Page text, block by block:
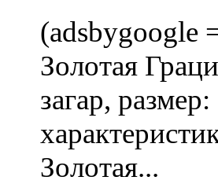
(adsbygoogle
Золотая
загар,
Золотая...